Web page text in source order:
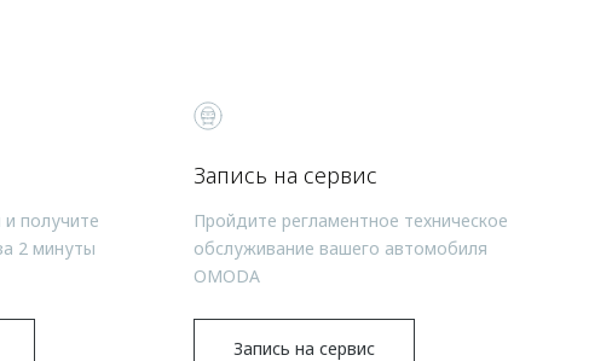
и получите
2 минуты
Запись на сервис
Пройдите регламентное техническое
обслуживание вашего автомобиля
OMODA
Запись на сервис